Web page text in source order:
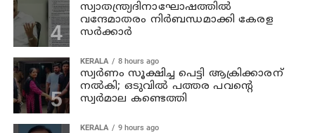
സ്വാതന്ത്ര്യദിനാഘോഷത്തില്‍
വന്ദേമാതരം നിര്‍ബന്ധമാക്കി കേരള
സര്‍ക്കാര്‍
KERALA 8 hours ago
സ്വര്‍ണം സൂക്ഷിച്ച പെട്ടി ആക്രിക്കാരന്
നല്‍കി; ഒടുവില്‍ പത്തര പവന്റെ
സ്വര്‍മാല കണ്ടെത്തി
KERALA 9 hours ago